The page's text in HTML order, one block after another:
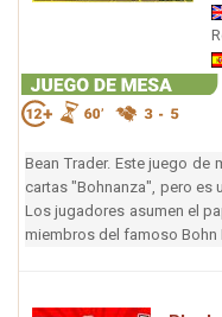
Bean Trader. Este juego
cartas "Bohnanza", pero es
Los jugadores asumen el
miembros del famoso Bohn